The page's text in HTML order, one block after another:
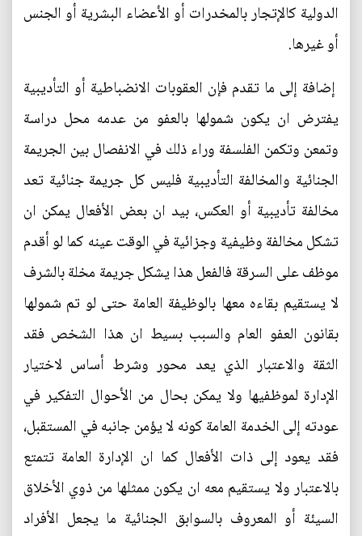
الدولية كالإتجار بالمخدرات أو الأعضاء البشرية أو الجنس
أو غيرها.
إضافة إلى ما تقدم فإن العقوبات الانضباطية أو التأديبية
يفترض ان يكون شمولها بالعفو من عدمه محل دراسة
وتمعن وتكمن الفلسفة وراء ذلك في الانفصال بين الجريمة
الجنائية والمخالفة التأديبية فليس كل جريمة جنائية تعد
مخالفة تأديبية أو العكس، بيد ان بعض الأفعال يمكن ان
تشكل مخالفة وظيفية وجزائية في الوقت عينه كما لو أقدم
موظف على السرقة فالفعل هذا يشكل جريمة مخلة بالشرف
لا يستقيم بقاءه معها بالوظيفة العامة حتى لو تم شمولها
بقانون العفو العام والسبب بسيط ان هذا الشخص فقد
الثقة والاعتبار الذي يعد محور وشرط أساس لاختيار
الإدارة لموظفيها ولا يمكن بحال من الأحوال التفكير في
عودته إلى الخدمة العامة كونه لا يؤمن جانبه في المستقبل،
فقد يعود إلى ذات الأفعال كما ان الإدارة العامة تتمتع
بالاعتبار ولا يستقيم معه ان يكون ممثلها من ذوي الأخلاق
السيئة أو المعروف بالسوابق الجنائية ما يجعل الأفراد